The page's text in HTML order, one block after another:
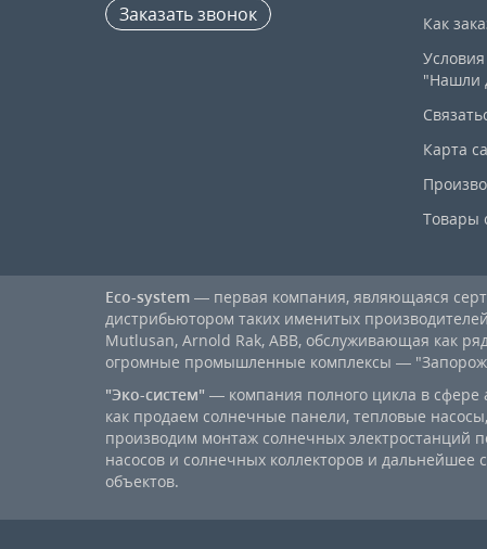
Заказать звонок
Как
"Нашли
Карта
Товары
Eco-system — первая компания, являющаяся
дистрибьютором таких именитых
Mutlusan, Arnold Rak, ABB, обслуживающая как
огромные промышленные комплексы —
"Эко-систем" — компания полного цикла в сфере
как продаем солнечные панели, тепловые
производим монтаж солнечных электростанций
насосов и солнечных коллекторов и дальнейшее
объектов.